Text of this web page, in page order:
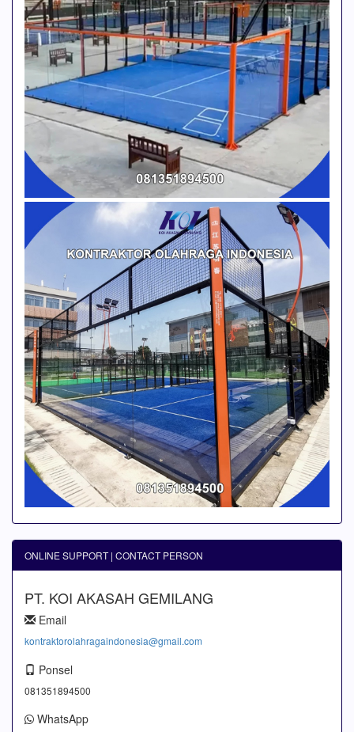
ONLINE SUPPORT | CONTACT PERSON
PT. KOI AKASAH GEMILANG
Email
kontraktorolahragaindonesia@gmail.com
Ponsel
081351894500
WhatsApp